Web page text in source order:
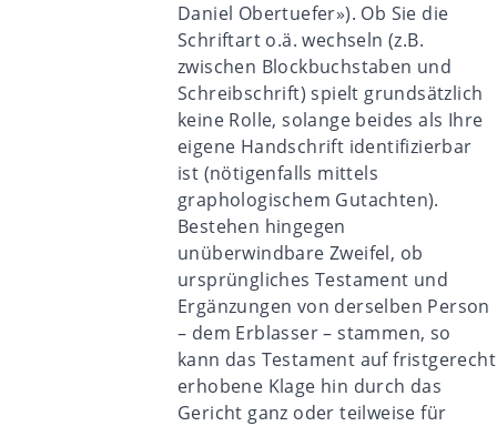
Daniel Obertuefer»). Ob Sie die
Schriftart o.ä. wechseln (z.B.
zwischen Blockbuchstaben und
Schreibschrift) spielt grundsätzlich
keine Rolle, solange beides als Ihre
eigene Handschrift identifizierbar
ist (nötigenfalls mittels
graphologischem Gutachten).
Bestehen hingegen
unüberwindbare Zweifel, ob
ursprüngliches Testament und
Ergänzungen von derselben Person
– dem Erblasser – stammen, so
kann das Testament auf fristgerecht
erhobene Klage hin durch das
Gericht ganz oder teilweise für